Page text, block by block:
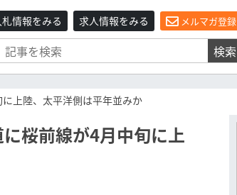
札情報をみる 求人情報をみる メルマガ登録
検索
上陸、太平洋側は平年並みか
桜前線が4月中旬に上